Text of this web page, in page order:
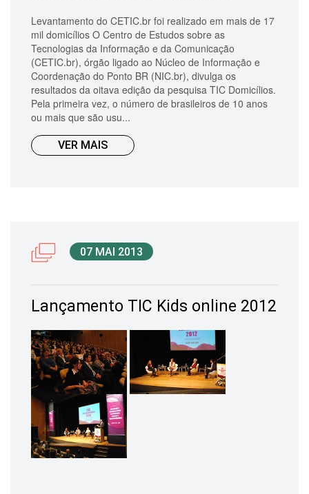
Levantamento do CETIC.br foi realizado em mais de 17
mil domicílios O Centro de Estudos sobre as
Tecnologias da Informação e da Comunicação
(CETIC.br), órgão ligado ao Núcleo de Informação e
Coordenação do Ponto BR (NIC.br), divulga os
resultados da oitava edição da pesquisa TIC Domicílios.
Pela primeira vez, o número de brasileiros de 10 anos
ou mais que são usu...
VER MAIS
07 MAI 2013
Lançamento TIC Kids online 2012
galeria de imagens